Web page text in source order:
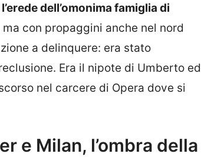
dell’omonima famiglia di
ma con propaggini anche nel nord
a delinquere: era stato
Era il nipote di Umberto ed
nel carcere di Opera dove si
e Milan, l’ombra della